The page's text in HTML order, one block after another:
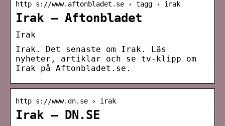
http s://www.aftonbladet.se › tagg › irak
Irak – Aftonbladet
Irak
Irak. Det senaste om Irak. Läs
nyheter, artiklar och se tv-klipp om
Irak på Aftonbladet.se.
http s://www.dn.se › irak
Irak – DN.SE